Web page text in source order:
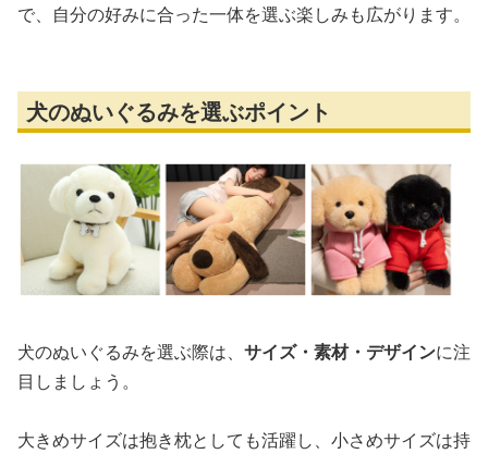
で、自分の好みに合った一体を選ぶ楽しみも広がります。
犬のぬいぐるみを選ぶポイント
犬のぬいぐるみを選ぶ際は、 サイズ・素材・デザインに注
目しましょう。
大きめサイズは抱き枕としても活躍し、小さめサイズは持